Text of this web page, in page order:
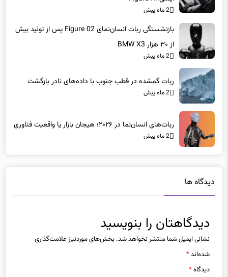
از ۳۰ هزار BMW X3
2 ماه پیش
2 ماه پیش
نشانی ایمیل شما منتشر نخواهد شد.بخش‌های موردنیاز علامت‌گذاری
شده‌اند*
دیدگاه*